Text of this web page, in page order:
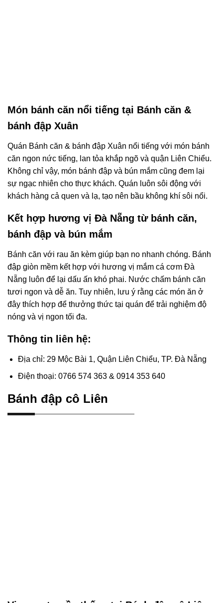
Món bánh căn nổi tiếng tại Bánh căn &
bánh đập Xuân
Quán Bánh căn & bánh đập Xuân nổi tiếng với món bánh
căn ngon nức tiếng, lan tỏa khắp ngõ và quận Liên Chiểu.
Không chỉ vậy, món bánh đập và bún mắm cũng đem lại
sự ngạc nhiên cho thực khách. Quán luôn sôi động với
khách hàng cả quen và lạ, tạo nên bầu không khí sôi nổi.
Kết hợp hương vị Đà Nẵng từ bánh căn,
bánh đập và bún mắm
Bánh căn với rau ăn kèm giúp bạn no nhanh chóng. Bánh
đập giòn mềm kết hợp với hương vị mắm cá cơm Đà
Nẵng luôn để lại dấu ấn khó phai. Nước chấm bánh căn
tươi ngon và dễ ăn. Tuy nhiên, lưu ý rằng các món ăn ở
đây thích hợp để thưởng thức tại quán để trải nghiệm độ
nóng và vị ngon tối đa.
Thông tin liên hệ:
Địa chỉ: 29 Mộc Bài 1, Quận Liên Chiểu, TP. Đà Nẵng
Điện thoại: 0766 574 363 & 0914 353 640
Bánh đập cô Liên